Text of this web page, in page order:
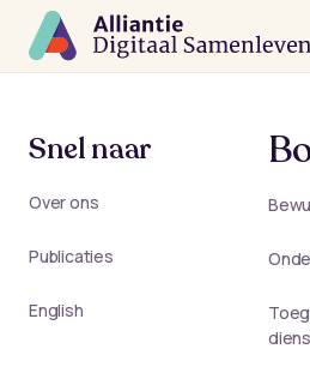
hoofdinhoud
Snel naar
Over ons
Publicaties
English